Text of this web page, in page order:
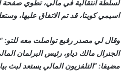
لسلطة انتقالية في مالي، تطوي صفحة
اسيمي كويتا، قد تم الاتفاق عليها،
وقال لي مصدر رفيع تواصلت معه للتو:
الجنرال مالك دياو، رئيس البرلمان
مضيفا: “التلفزيون المالي يستعد لبث